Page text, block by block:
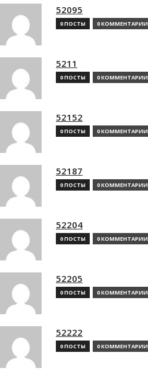
52095
0 ПОСТЫ 0 КОММЕНТАРИИ
5211
0 ПОСТЫ 0 КОММЕНТАРИИ
52152
0 ПОСТЫ 0 КОММЕНТАРИИ
52187
0 ПОСТЫ 0 КОММЕНТАРИИ
52204
0 ПОСТЫ 0 КОММЕНТАРИИ
52205
0 ПОСТЫ 0 КОММЕНТАРИИ
52222
0 ПОСТЫ 0 КОММЕНТАРИИ